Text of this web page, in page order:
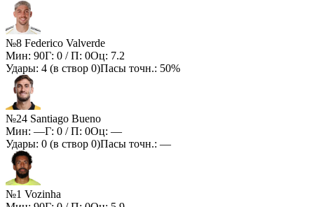
№8 Federico Valverde
Мин: 90Г: 0 / П: 0Оц: 7.2
Удары: 4 (в створ 0)Пасы точн.: 50%
№24 Santiago Bueno
Мин: —Г: 0 / П: 0Оц: —
Удары: 0 (в створ 0)Пасы точн.: —
№1 Vozinha